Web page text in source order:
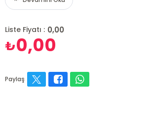
Liste Fiyatı : 0,00
₺0,00
Paylaş